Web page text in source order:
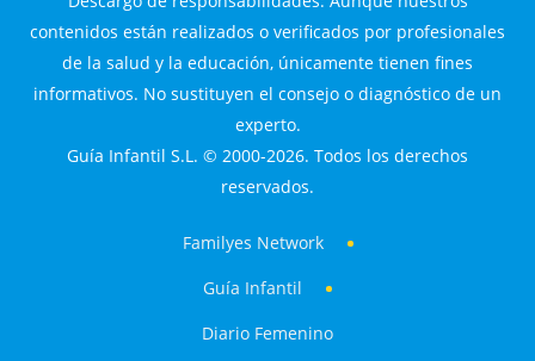
contenidos están realizados o verificados por profesionales
de la salud y la educación, únicamente tienen fines
informativos. No sustituyen el consejo o diagnóstico de un
experto.
Guía Infantil S.L. © 2000-2026. Todos los derechos
reservados.
Familyes Network
Guía Infantil
Diario Femenino